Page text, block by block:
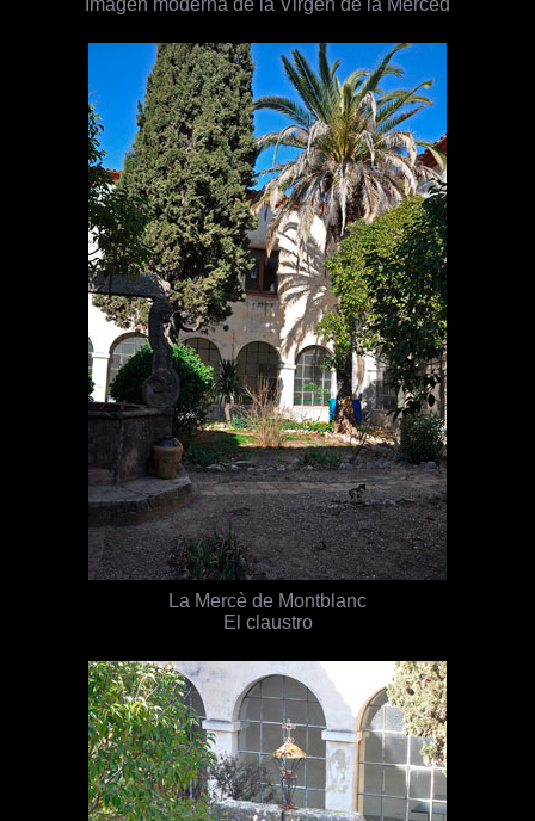
La Mercè de Montblanc
El claustro